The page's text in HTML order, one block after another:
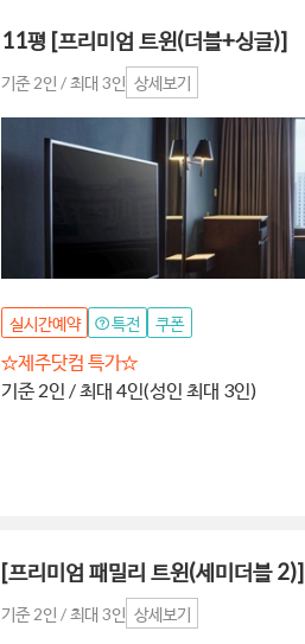
11평 [프리미엄 트윈(더블+싱글)]
기준 2인 / 최대 3인 상세보기
실시간예약 특전 쿠폰
☆제주닷컴 특가☆
기준 2인 / 최대 4인(성인 최대 3인)
[프리미엄 패밀리 트윈(세미더블 2)]
기준 2인 / 최대 3인 상세보기